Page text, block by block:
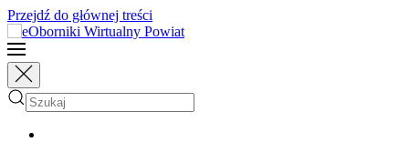
Przejdź do głównej treści